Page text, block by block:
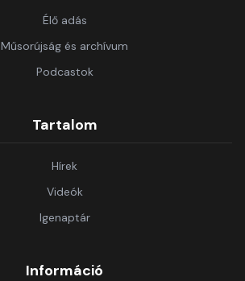
Élő adás
Műsorújság és archívum
Podcastok
Tartalom
Hírek
Videók
Igenaptár
Információ